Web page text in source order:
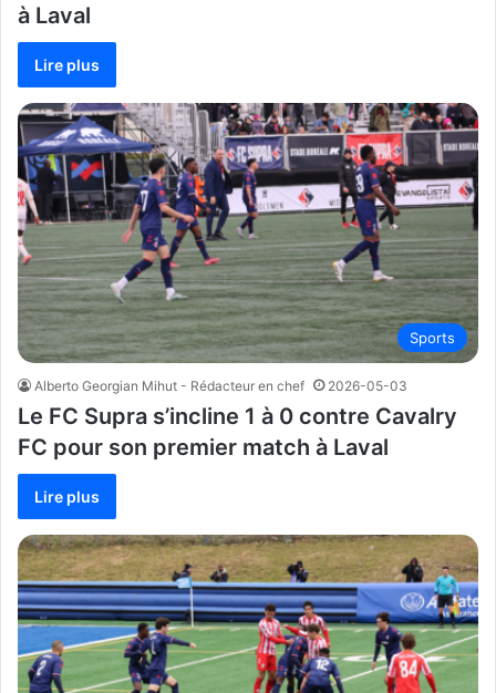
à Laval
Lire plus
Sports
Alberto Georgian Mihut - Rédacteur en chef 2026-05-03
Le FC Supra s’incline 1 à 0 contre Cavalry
FC pour son premier match à Laval
Lire plus